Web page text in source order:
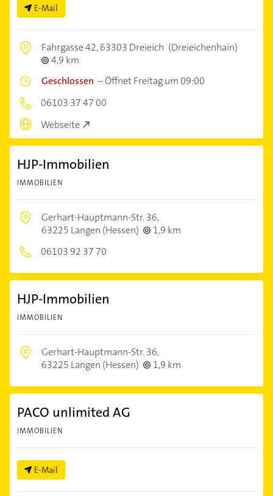
E-Mail
Fahrgasse 42,63303 Dreieich (Dreieichenhain)
4,9 km
Geschlossen –Öffnet Freitag um 09:00
06103 37 47 00
Webseite
HJP-Immobilien
IMMOBILIEN
Gerhart-Hauptmann-Str. 36,
63225 Langen (Hessen)
1,9 km
06103 92 37 70
HJP-Immobilien
IMMOBILIEN
Gerhart-Hauptmann-Str. 36,
63225 Langen (Hessen)
1,9 km
PACO unlimited AG
IMMOBILIEN
E-Mail